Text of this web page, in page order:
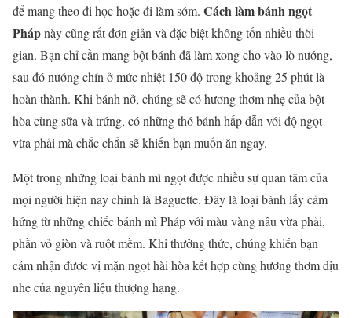
để mang theo đi học hoặc đi làm sớm. Cách làm bánh ngọt
Phápnày cũng rất đơn giản và đặc biệt không tốn nhiều thời
gian. Bạn chỉ cần mang bột bánh đã làm xong cho vào lò nướng,
sau đó nướng chín ở mức nhiệt 150 độ trong khoảng 25 phút là
hoàn thành. Khi bánh nở, chúng sẽ có hương thơm nhẹ của bột
hòa cùng sữa và trứng, có những thớ bánh hấp dẫn với độ ngọt
vừa phải mà chắc chắn sẽ khiến bạn muốn ăn ngay.
Một trong những loại bánh mì ngọt được nhiều sự quan tâm của
mọi người hiện nay chính là Baguette. Đây là loại bánh lấy cảm
hứng từ những chiếc bánh mì Pháp với màu vàng nâu vừa phải,
phần vỏ giòn và ruột mềm. Khi thưởng thức, chúng khiến bạn
cảm nhận được vị mặn ngọt hài hòa kết hợp cùng hương thơm dịu
nhẹ của nguyên liệu thượng hạng.